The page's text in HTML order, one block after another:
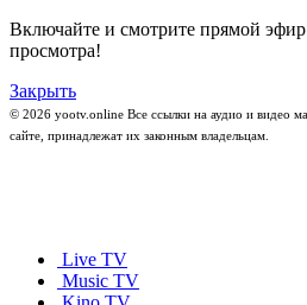
Включайте и смотрите прямой
просмотра!
Закрыть
© 2026 yootv.online Все ссылки на аудио и видео
сайте, принадлежат их законным владельцам.
Live TV
Music TV